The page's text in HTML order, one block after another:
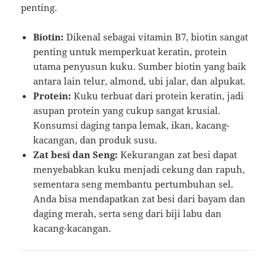
penting.
Biotin: Dikenal sebagai vitamin B7, biotin sangat
penting untuk memperkuat keratin, protein
utama penyusun kuku. Sumber biotin yang baik
antara lain telur, almond, ubi jalar, dan alpukat.
Protein: Kuku terbuat dari protein keratin, jadi
asupan protein yang cukup sangat krusial.
Konsumsi daging tanpa lemak, ikan, kacang-
kacangan, dan produk susu.
Zat besi dan Seng: Kekurangan zat besi dapat
menyebabkan kuku menjadi cekung dan rapuh,
sementara seng membantu pertumbuhan sel.
Anda bisa mendapatkan zat besi dari bayam dan
daging merah, serta seng dari biji labu dan
kacang-kacangan.